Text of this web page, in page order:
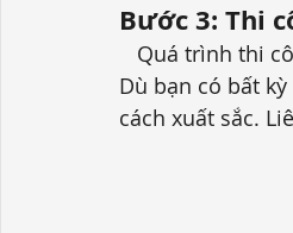
Bước 3: Thi
Dù bạn có bất
cách xuất sắc.